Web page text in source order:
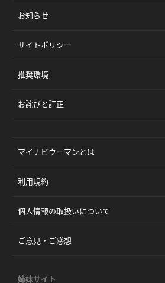
お知らせ
サイトポリシー
推奨環境
お詫びと訂正
マイナビウーマンとは
利用規約
個人情報の取扱いについて
ご意見・ご感想
姉妹サイト